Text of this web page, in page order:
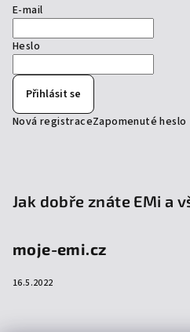
E-mail
Heslo
Přihlásit se
Nová registraceZapomenuté heslo
Jak dobře znáte EMi a
moje-emi.cz
16.5.2022